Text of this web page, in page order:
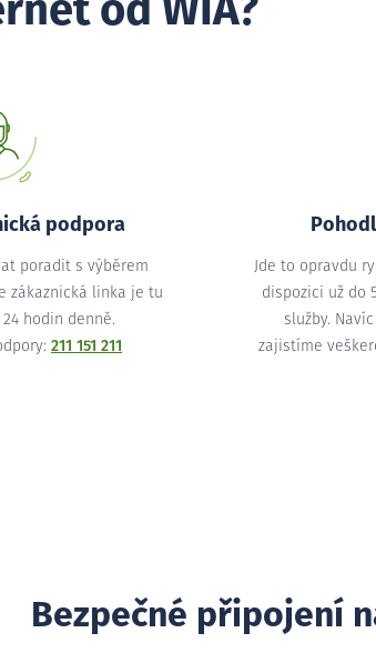
od WIA?
podpora
poradit s výběrem
zákaznická linka je tu
hodin denně.
211 151 211
Jde to opravdu
dispozici už do
služby.
zajistíme
Bezpečné připojení